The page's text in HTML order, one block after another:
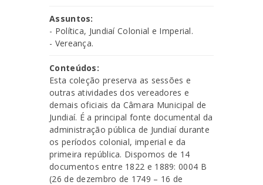
Assuntos:
- Política, Jundiaí Colonial e Imperial.
- Vereança.
Conteúdos:
Esta coleção preserva as sessões e
outras atividades dos vereadores e
demais oficiais da Câmara Municipal de
Jundiaí. É a principal fonte documental da
administração pública de Jundiaí durante
os períodos colonial, imperial e da
primeira república. Dispomos de 14
documentos entre 1822 e 1889: 0004 B
(26 de dezembro de 1749 – 16 de